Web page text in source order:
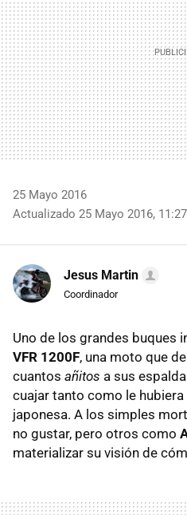
25 Mayo 2016
Actualizado 25 Mayo 2016, 11:27
Jesus Martin
Coordinador
Uno de los grandes buques
VFR 1200F, una moto que
cuantos añitos a sus
cuajar tanto como le
japonesa. A los simples
no gustar, pero otros como
materializar su visión de